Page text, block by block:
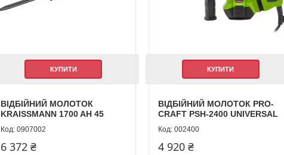
КУПИТИ
ВІДБІЙНИЙ МОЛОТОК
KRAISSMANN 1700 AH 45
0907002
6 372 ₴
КУПИТИ
ВІДБІЙНИЙ МОЛОТОК PRO-
CRAFT PSH-2400 UNIVERSAL
002400
4 920 ₴